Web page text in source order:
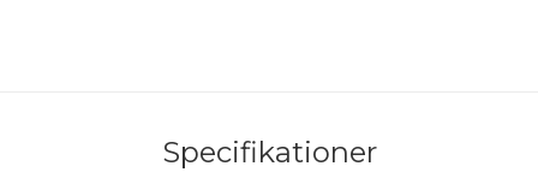
Specifikationer